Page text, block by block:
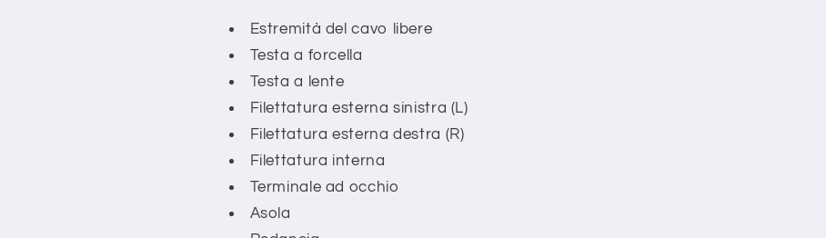
Estremità del cavo libere
Testa a forcella
Testa a lente
Filettatura esterna sinistra (L)
Filettatura esterna destra (R)
Filettatura interna
Terminale ad occhio
Asola